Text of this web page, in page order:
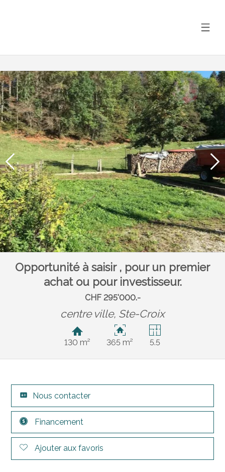
Opportunité à saisir , pour un premier
achat ou pour investisseur.
CHF 295'000.-
centre ville, Ste-Croix
130 m² 365 m² 5.5
Nous contacter
Financement
Ajouter aux favoris